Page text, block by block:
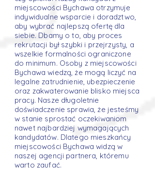
miejscowości Bychawa otrzymuje
indywidualne wsparcie i doradztwo,
aby wybrać najlepszą ofertę dla
siebie. Dbamy o to, aby proces
rekrutacji był szybki i przejrzysty, a
wszelkie formalności ograniczone
do minimum. Osoby z miejscowości
Bychawa wiedzą, że mogą liczyć na
legalne zatrudnienie, ubezpieczenie
oraz zakwaterowanie blisko miejsca
pracy. Nasze długoletnie
doświadczenie sprawia, że jesteśmy
w stanie sprostać oczekiwaniom
nawet najbardziej wymagających
kandydatów. Dlatego mieszkańcy
miejscowości Bychawa widzą w
naszej agencji partnera, któremu
warto zaufać.